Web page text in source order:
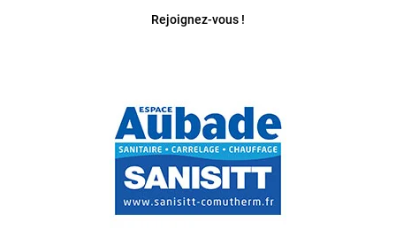
Rejoignez-vous !